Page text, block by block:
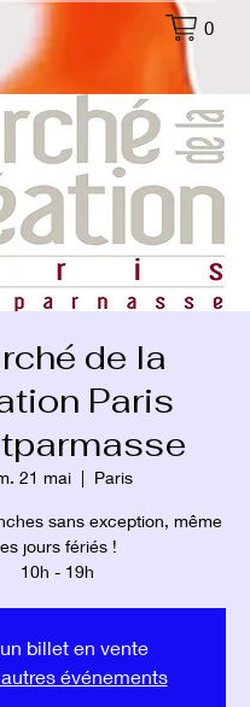
0
de la
Paris
21 mai
  |
Paris
sans exception, même
jours fériés !
10h - 19h
billet en vente
événements